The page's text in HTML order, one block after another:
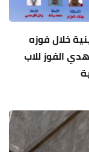
خلال فوزه
الفوز للاب